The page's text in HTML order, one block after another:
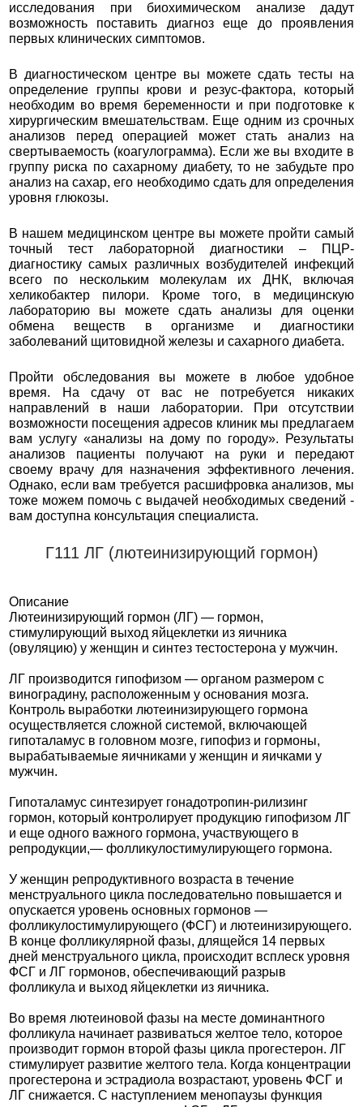
исследования при биохимическом анализе дадут
возможность поставить диагноз еще до проявления
первых клинических симптомов.
В диагностическом центре вы можете сдать тесты на
определение группы крови и резус-фактора, который
необходим во время беременности и при подготовке к
хирургическим вмешательствам. Еще одним из срочных
анализов перед операцией может стать анализ на
свертываемость (коагулограмма). Если же вы входите в
группу риска по сахарному диабету, то не забудьте про
анализ на сахар, его необходимо сдать для определения
уровня глюкозы.
В нашем медицинском центре вы можете пройти самый
точный тест лабораторной диагностики – ПЦР-
диагностику самых различных возбудителей инфекций
всего по нескольким молекулам их ДНК, включая
хеликобактер пилори. Кроме того, в медицинскую
лабораторию вы можете сдать анализы для оценки
обмена веществ в организме и диагностики
заболеваний щитовидной железы и сахарного диабета.
Пройти обследования вы можете в любое удобное
время. На сдачу от вас не потребуется никаких
направлений в наши лаборатории. При отсутствии
возможности посещения адресов клиник мы предлагаем
вам услугу «анализы на дому по городу». Результаты
анализов пациенты получают на руки и передают
своему врачу для назначения эффективного лечения.
Однако, если вам требуется расшифровка анализов, мы
тоже можем помочь с выдачей необходимых сведений -
вам доступна консультация специалиста.
Г111 ЛГ (лютеинизирующий гормон)
Описание
Лютеинизирующий гормон (ЛГ) — гормон,
стимулирующий выход яйцеклетки из яичника
(овуляцию) у женщин и синтез тестостерона у мужчин.
ЛГ производится гипофизом — органом размером с
виноградину, расположенным у основания мозга.
Контроль выработки лютеинизирующего гормона
осуществляется сложной системой, включающей
гипоталамус в головном мозге, гипофиз и гормоны,
вырабатываемые яичниками у женщин и яичками у
мужчин.
Гипоталамус синтезирует гонадотропин-рилизинг
гормон, который контролирует продукцию гипофизом ЛГ
и еще одного важного гормона, участвующего в
репродукции,— фолликулостимулирующего гормона.
У женщин репродуктивного возраста в течение
менструального цикла последовательно повышается и
опускается уровень основных гормонов —
фолликулостимулирующего (ФСГ) и лютеинизирующего.
В конце фолликулярной фазы, длящейся 14 первых
дней менструального цикла, происходит всплеск уровня
ФСГ и ЛГ гормонов, обеспечивающий разрыв
фолликула и выход яйцеклетки из яичника.
Во время лютеиновой фазы на месте доминантного
фолликула начинает развиваться желтое тело, которое
производит гормон второй фазы цикла прогестерон. ЛГ
стимулирует развитие желтого тела. Когда концентрации
прогестерона и эстрадиола возрастают, уровень ФСГ и
ЛГ снижается. С наступлением менопаузы функция